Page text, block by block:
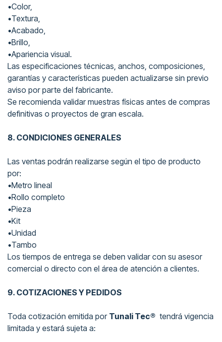
•Color,
•Textura,
•Acabado,
•Brillo,
•Apariencia visual.
Las especificaciones técnicas, anchos, composiciones,
garantías y características pueden actualizarse sin previo
aviso por parte del fabricante.
Se recomienda validar muestras físicas antes de compras
definitivas o proyectos de gran escala.
8. CONDICIONES GENERALES
Las ventas podrán realizarse según el tipo de producto
por:
•Metro lineal
•Rollo completo
•Pieza
•Kit
•Unidad
•Tambo
Los tiempos de entrega se deben validar con su asesor
comercial o directo con el área de atención a clientes.
9. COTIZACIONES Y PEDIDOS
Toda cotización emitida por Tunali Tec® tendrá vigencia
limitada y estará sujeta a: